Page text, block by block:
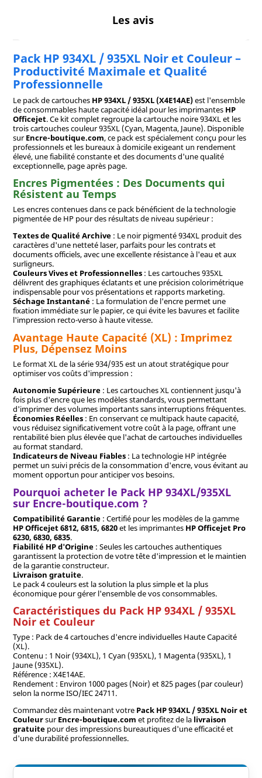
Les avis
Pack HP 934XL / 935XL Noir et Couleur –
Productivité Maximale et Qualité
Professionnelle
Le pack de cartouches HP 934XL / 935XL (X4E14AE)est l'ensemble
de consommables haute capacité idéal pour les imprimantes HP
Officejet. Ce kit complet regroupe la cartouche noire 934XL et les
trois cartouches couleur 935XL (Cyan, Magenta, Jaune). Disponible
surEncre-boutique.com, ce pack est spécialement conçu pour les
professionnels et les bureaux à domicile exigeant un rendement
élevé, une fiabilité constante et des documents d'une qualité
exceptionnelle, page après page.
Encres Pigmentées : Des Documents qui
Résistent au Temps
Les encres contenues dans ce pack bénéficient de la technologie
pigmentée de HP pour des résultats de niveau supérieur :
Textes de Qualité Archive: Le noir pigmenté 934XL produit des
caractères d'une netteté laser, parfaits pour les contrats et
documents officiels, avec une excellente résistance à l'eau et aux
surligneurs.
Couleurs Vives et Professionnelles: Les cartouches 935XL
délivrent des graphiques éclatants et une précision colorimétrique
indispensable pour vos présentations et rapports marketing.
Séchage Instantané: La formulation de l'encre permet une
fixation immédiate sur le papier, ce qui évite les bavures et facilite
l'impression recto-verso à haute vitesse.
Avantage Haute Capacité (XL) : Imprimez
Plus, Dépensez Moins
Le format XL de la série 934/935 est un atout stratégique pour
optimiser vos coûts d'impression :
Autonomie Supérieure: Les cartouches XL contiennent jusqu'à
fois plus d'encre que les modèles standards, vous permettant
d'imprimer des volumes importants sans interruptions fréquentes.
Économies Réelles: En conservant ce multipack haute capacité,
vous réduisez significativement votre coût à la page, offrant une
rentabilité bien plus élevée que l'achat de cartouches individuelles
au format standard.
Indicateurs de Niveau Fiables: La technologie HP intégrée
permet un suivi précis de la consommation d'encre, vous évitant au
moment opportun pour anticiper vos besoins.
Pourquoi acheter le Pack HP 934XL/935XL
sur Encre-boutique.com ?
Compatibilité Garantie: Certifié pour les modèles de la gamme
HP Officejet 6812, 6815, 6820et les imprimantes HP Officejet Pro
6230, 6830, 6835.
Fiabilité HP d'Origine: Seules les cartouches authentiques
garantissent la protection de votre tête d'impression et le maintien
de la garantie constructeur.
Livraison gratuite.
Le pack 4 couleurs est la solution la plus simple et la plus
économique pour gérer l'ensemble de vos consommables.
Caractéristiques du Pack HP 934XL / 935XL
Noir et Couleur
Type : Pack de 4 cartouches d'encre individuelles Haute Capacité
(XL).
Contenu : 1 Noir (934XL), 1 Cyan (935XL), 1 Magenta (935XL), 1
Jaune (935XL).
Référence : X4E14AE.
Rendement : Environ 1000 pages (Noir) et 825 pages (par couleur)
selon la norme ISO/IEC 24711.
Commandez dès maintenant votre Pack HP 934XL / 935XL Noir et
CouleursurEncre-boutique.com et profitez de la livraison
gratuitepour des impressions bureautiques d'une efficacité et
d'une durabilité professionnelles.